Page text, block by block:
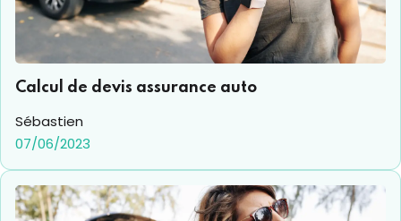
Calcul de devis assurance auto
Sébastien
07/06/2023